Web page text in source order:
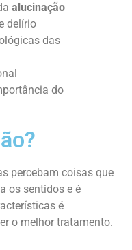
alucinação
delírio
das
do
percebam coisas que
os sentidos e é
é
o melhor tratamento.